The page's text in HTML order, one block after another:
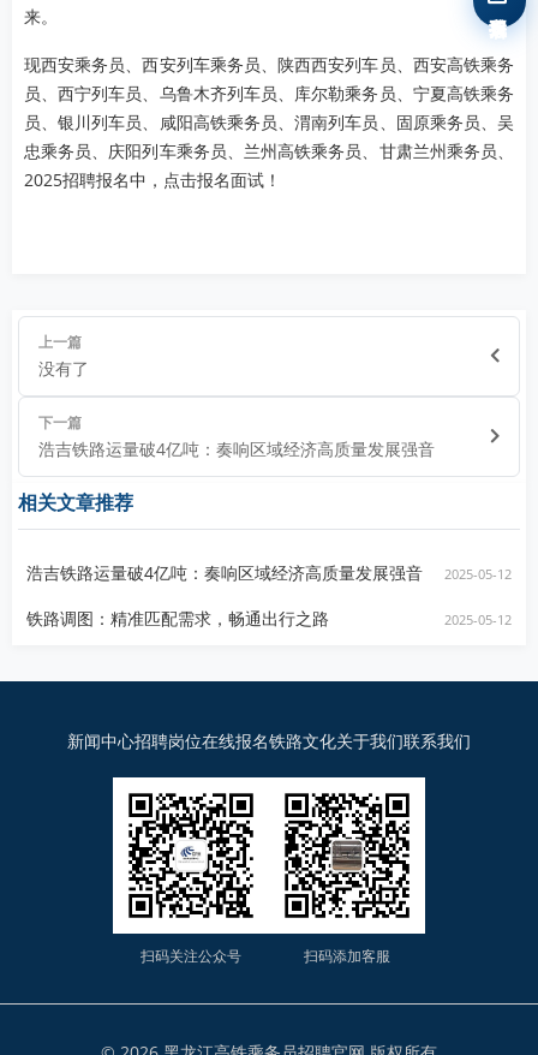
来。
现西安乘务员、西安列车乘务员、陕西西安列车员、西安高铁乘务
员、西宁列车员、乌鲁木齐列车员、库尔勒乘务员、宁夏高铁乘务
员、银川列车员、咸阳高铁乘务员、渭南列车员、固原乘务员、吴
忠乘务员、庆阳列车乘务员、兰州高铁乘务员、甘肃兰州乘务员、
2025招聘报名中，点击报名面试！
上一篇
没有了
下一篇
浩吉铁路运量破4亿吨：奏响区域经济高质量发展强音
相关文章推荐
浩吉铁路运量破4亿吨：奏响区域经济高质量发展强音 2025-05-12
铁路调图：精准匹配需求，畅通出行之路 2025-05-12
新闻中心招聘岗位在线报名铁路文化关于我们联系我们
扫码关注公众号 扫码添加客服
我要报名